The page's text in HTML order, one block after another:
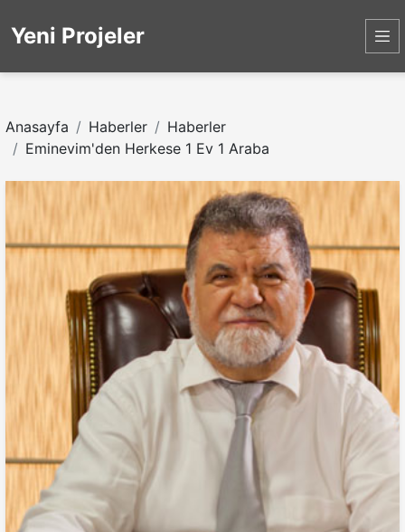
Yeni Projeler
Anasayfa Haberler
Haberler
Eminevim'den Herkese 1 Ev 1 Araba